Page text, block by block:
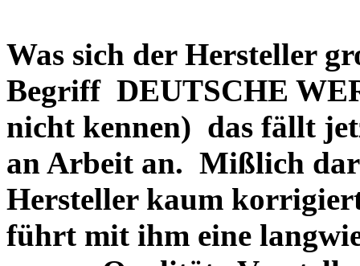
Was sich der Hersteller
Begriff DEUTSCHE
nicht kennen) das fällt
an Arbeit an. Mißlich
Hersteller kaum
führt mit ihm eine